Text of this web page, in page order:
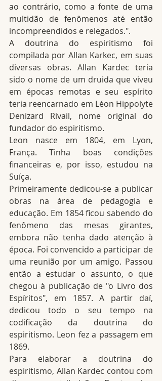
ao contrário, como a fonte de uma
multidão de fenômenos até então
incompreendidos e relegados.".
A doutrina do espiritismo foi
compilada por Allan Karkec, em suas
diversas obras. Allan Kardec teria
sido o nome de um druida que viveu
em épocas remotas e seu espírito
teria reencarnado em Léon Hippolyte
Denizard Rivail, nome original do
fundador do espiritismo.
Leon nasce em 1804, em Lyon,
França. Tinha boas condições
financeiras e, por isso, estudou na
Suíça.
Primeiramente dedicou-se a publicar
obras na área de pedagogia e
educação. Em 1854 ficou sabendo do
fenômeno das mesas girantes,
embora não tenha dado atenção à
época. Foi convencido a participar de
uma reunião por um amigo. Passou
então a estudar o assunto, o que
chegou à publicação de "o Livro dos
Espíritos", em 1857. A partir daí,
dedicou todo o seu tempo na
codificação da doutrina do
espiritismo. Leon fez a passagem em
1869.
Para elaborar a doutrina do
espiritismo, Allan Kardec contou com